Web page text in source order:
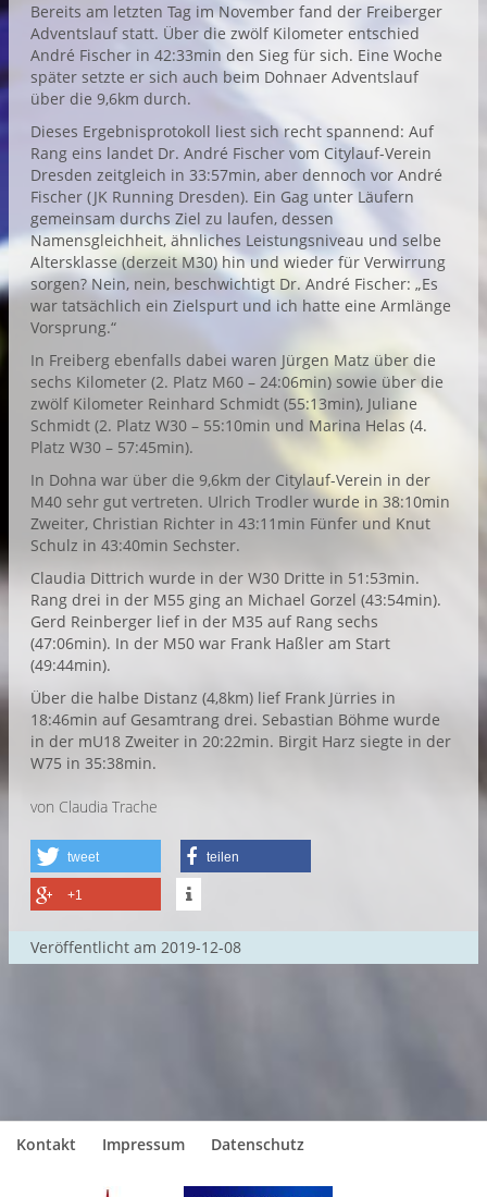
Bereits am letzten Tag im November fand der Freiberger
Adventslauf statt. Über die zwölf Kilometer entschied
André Fischer in 42:33min den Sieg für sich. Eine Woche
später setzte er sich auch beim Dohnaer Adventslauf
über die 9,6km durch.
Dieses Ergebnisprotokoll liest sich recht spannend: Auf
Rang eins landet Dr. André Fischer vom Citylauf-Verein
Dresden zeitgleich in 33:57min, aber dennoch vor André
Fischer (JK Running Dresden). Ein Gag unter Läufern
gemeinsam durchs Ziel zu laufen, dessen
Namensgleichheit, ähnliches Leistungsniveau und selbe
Altersklasse (derzeit M30) hin und wieder für Verwirrung
sorgen? Nein, nein, beschwichtigt Dr. André Fischer: „Es
war tatsächlich ein Zielspurt und ich hatte eine Armlänge
Vorsprung.“
In Freiberg ebenfalls dabei waren Jürgen Matz über die
sechs Kilometer (2. Platz M60 – 24:06min) sowie über die
zwölf Kilometer Reinhard Schmidt (55:13min), Juliane
Schmidt (2. Platz W30 – 55:10min und Marina Helas (4.
Platz W30 – 57:45min).
In Dohna war über die 9,6km der Citylauf-Verein in der
M40 sehr gut vertreten. Ulrich Trodler wurde in 38:10min
Zweiter, Christian Richter in 43:11min Fünfer und Knut
Schulz in 43:40min Sechster.
Claudia Dittrich wurde in der W30 Dritte in 51:53min.
Rang drei in der M55 ging an Michael Gorzel (43:54min).
Gerd Reinberger lief in der M35 auf Rang sechs
(47:06min). In der M50 war Frank Haßler am Start
(49:44min).
Über die halbe Distanz (4,8km) lief Frank Jürries in
18:46min auf Gesamtrang drei. Sebastian Böhme wurde
in der mU18 Zweiter in 20:22min. Birgit Harz siegte in der
W75 in 35:38min.
von Claudia Trache
tweet teilen
+1
Veröffentlicht am 2019-12-08
Kontakt Impressum Datenschutz